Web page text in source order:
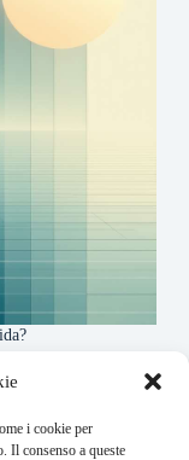
i cookie per
Il consenso a queste